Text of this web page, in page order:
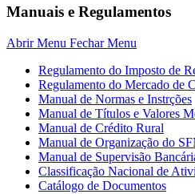
Manuais e Regulamentos
Abrir Menu Fechar Menu
Regulamento do Imposto de
Regulamento do Mercado de
Manual de Normas e Instrções
Manual de Títulos e Valores
Manual de Crédito Rural
Manual de Organização do
Manual de Supervisão
Classificação Nacional de
Catálogo de Documentos